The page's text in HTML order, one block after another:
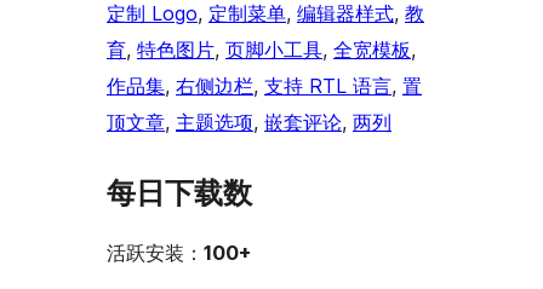
定制 Logo, 定制菜单, 编辑器样式, 教
育, 特色图片, 页脚小工具, 全宽模板
作品集, 右侧边栏, 支持 RTL 语言, 置
顶文章, 主题选项, 嵌套评论, 两列
每日下载数
活跃安装： 100+